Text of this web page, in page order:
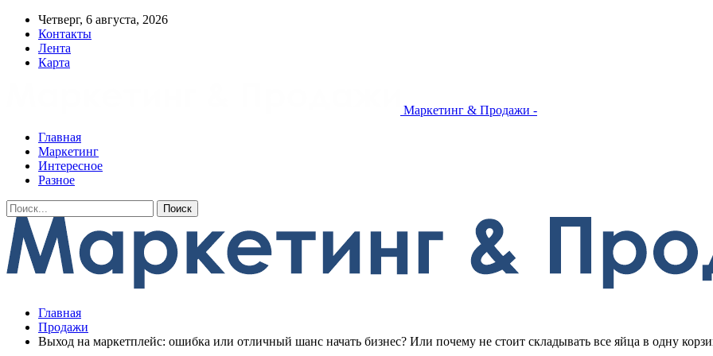
Четверг, 6 августа, 2026
Контакты
Лента
Карта
Маркетинг & Продажи -
Главная
Маркетинг
Интересное
Разное
Главная
Продажи
Выход на маркетплейс: ошибка или отличный шанс начать бизнес? Или почему не стоит складывать все яйца в одну